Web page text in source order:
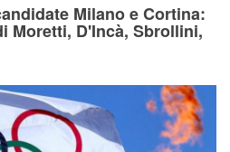
Milano e Cortina:
Moretti, D'Incà, Sbrollini,